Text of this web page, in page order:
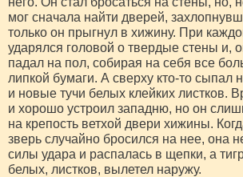
мог сначала найти дверей,
только он прыгнул в хижину. При
ударялся головой о твердые стены и,
падал на пол, собирая на себя все
липкой бумаги. А сверху кто-то сыпал
и новые тучи белых клейких листков.
и хорошо устроил западню, но он
на крепость ветхой двери хижины.
зверь случайно бросился на нее, она
силы удара и распалась в щепки, а
белых, листков, вылетел наружу.